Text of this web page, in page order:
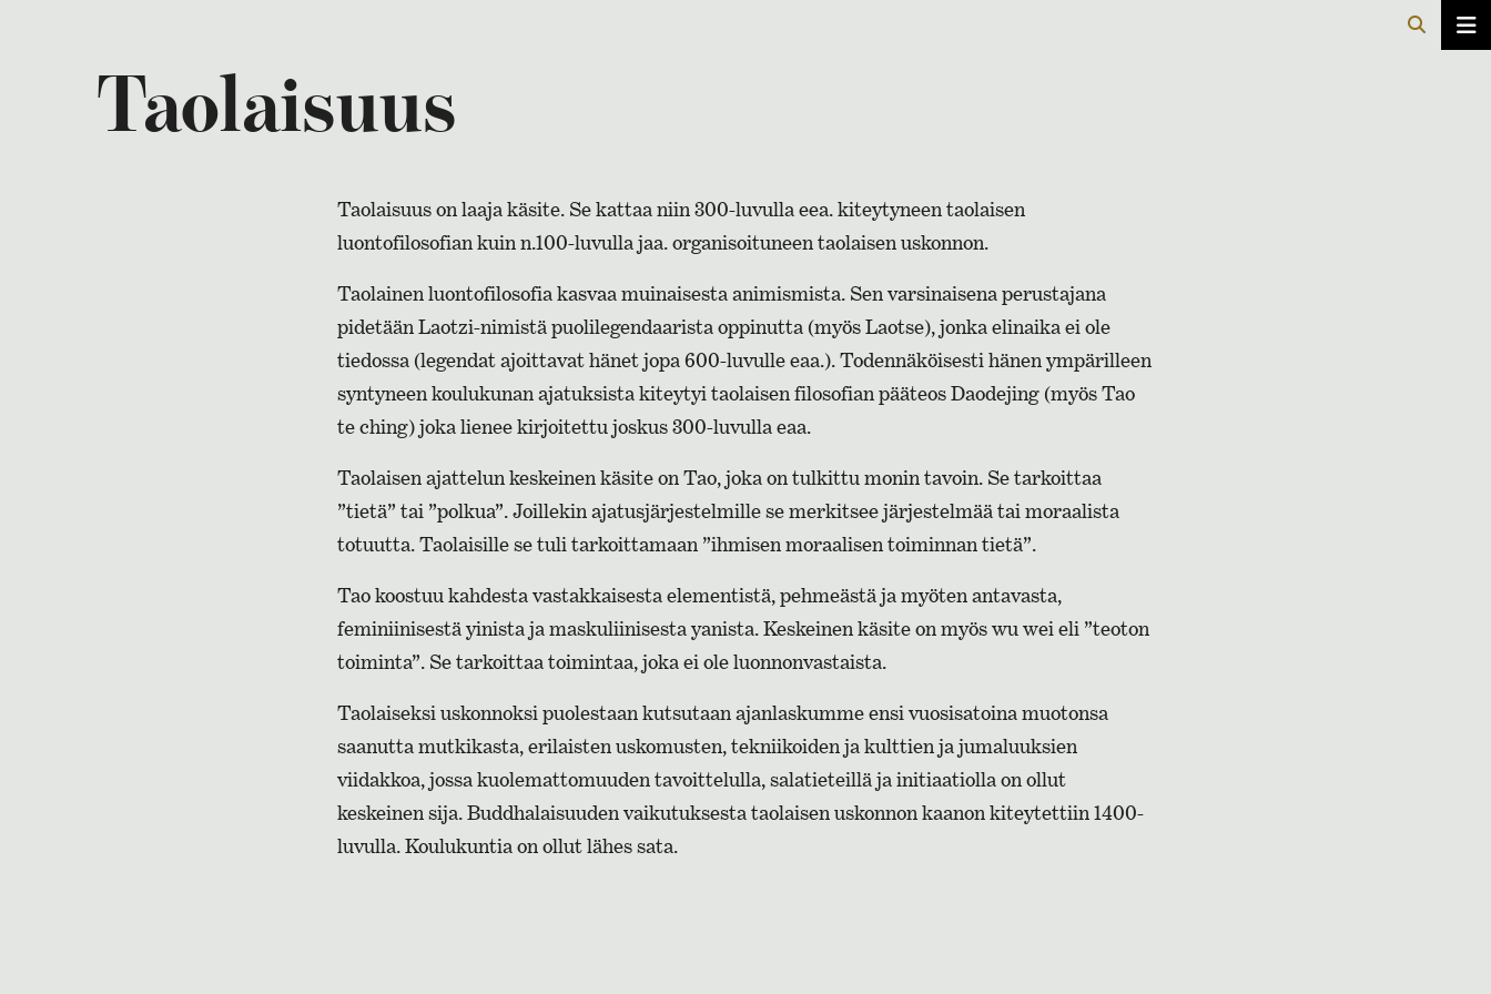
Taolaisuus
Taolaisuus on laaja käsite. Se kattaa niin 300-luvulla eea. kiteytyneen taolaisen
luontofilosofian kuin n.100-luvulla jaa. organisoituneen taolaisen uskonnon.
Taolainen luontofilosofia kasvaa muinaisesta animismista. Sen varsinaisena perustajana
pidetään Laotzi-nimistä puolilegendaarista oppinutta (myös Laotse), jonka elinaika ei ole
tiedossa (legendat ajoittavat hänet jopa 600-luvulle eaa.). Todennäköisesti hänen ympärilleen
syntyneen koulukunan ajatuksista kiteytyi taolaisen filosofian pääteos Daodejing (myös Tao
te ching) joka lienee kirjoitettu joskus 300-luvulla eaa.
Taolaisen ajattelun keskeinen käsite on Tao, joka on tulkittu monin tavoin. Se tarkoittaa
”tietä” tai ”polkua”. Joillekin ajatusjärjestelmille se merkitsee järjestelmää tai moraalista
totuutta. Taolaisille se tuli tarkoittamaan ”ihmisen moraalisen toiminnan tietä”.
Tao koostuu kahdesta vastakkaisesta elementistä, pehmeästä ja myöten antavasta,
feminiinisestä yinista ja maskuliinisesta yanista. Keskeinen käsite on myös wu wei eli ”teoton
toiminta”. Se tarkoittaa toimintaa, joka ei ole luonnonvastaista.
Taolaiseksi uskonnoksi puolestaan kutsutaan ajanlaskumme ensi vuosisatoina muotonsa
saanutta mutkikasta, erilaisten uskomusten, tekniikoiden ja kulttien ja jumaluuksien
viidakkoa, jossa kuolemattomuuden tavoittelulla, salatieteillä ja initiaatiolla on ollut
keskeinen sija. Buddhalaisuuden vaikutuksesta taolaisen uskonnon kaanon kiteytettiin 1400-
luvulla. Koulukuntia on ollut lähes sata.